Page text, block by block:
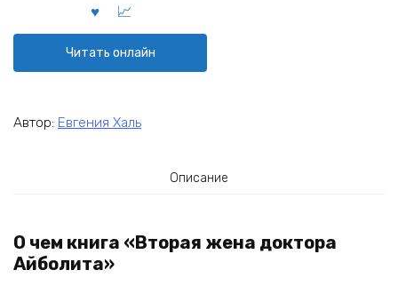
Читать онлайн
Автор: Евгения Халь
Описание
О чем книга «Вторая жена доктора
Айболита»